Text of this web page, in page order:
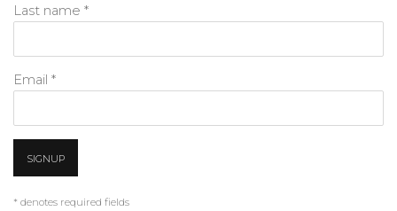
Last name *
Email *
SIGNUP
* denotes required fields